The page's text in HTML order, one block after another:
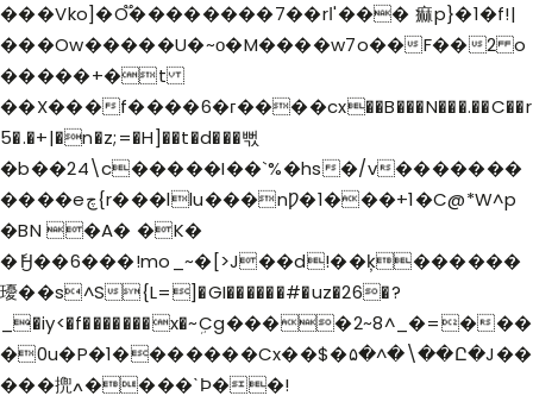
���Vko]�O֟��������7��rߊ'��� 痲p}�1�f!|
���Ow�����U�~о�M����w7o��F��2 o
�����+�t
��X���f����6�г����cx��B���N���.��C��r
5�.�+|�n�z;=�H]��t�d���뻓
�b��24\c�����I��`%�hs�/v�������
����eچ{r���llu���nǷ�1���+1�C@*W^p
�BN �A� �K�
�ެӇ��6���!mo_~�[>J��d!��ķ������
瓇��s^S{L=]�GI������#�uz�26�?
_�iy<�f�������x�~ܹCg����2~8^_�=���
�0u�P�1�������Cx��$�۵�^�\��Ը�J��
���㨮ߍ����ˋϷ��!